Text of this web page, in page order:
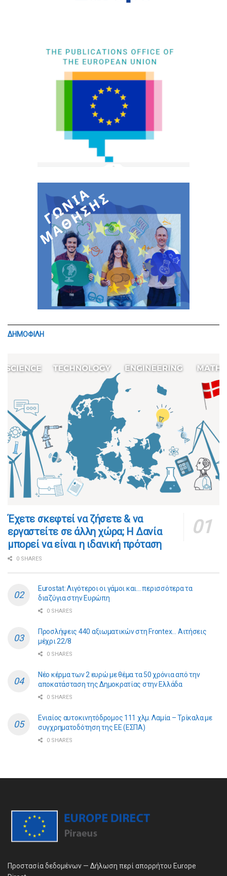
ΔΗΜΟΦΙΛΗ
​​Έχετε σκεφτεί να ζήσετε & να
εργαστείτε σε άλλη χώρα; Η Δανία
μπορεί να είναι η ιδανική πρόταση
0 SHARES
Eurostat: Λιγότεροι οι γάμοι και… περισσότερα τα
διαζύγια στην Ευρώπη
0 SHARES
Προσλήψεις 440 αξιωματικών στη Frontex… Αιτήσεις
μέχρι 22/8
0 SHARES
Νέο κέρμα των 2 ευρώ με θέμα τα 50 χρόνια από την
αποκατάσταση της Δημοκρατίας στην Ελλάδα
0 SHARES
Ενιαίος αυτοκινητόδρομος 111 χλμ. Λαμία – Τρίκαλα με
συγχρηματοδότηση της ΕE (ΕΣΠΑ)
0 SHARES
Προστασία δεδομένων — Δήλωση περί απορρήτου Europe